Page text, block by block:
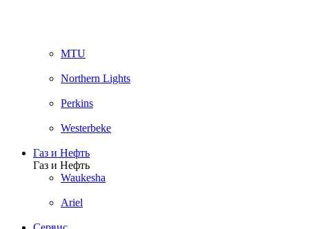
MTU
Northern Lights
Perkins
Westerbeke
Газ и Нефть
Газ и Нефть
Waukesha
Ariel